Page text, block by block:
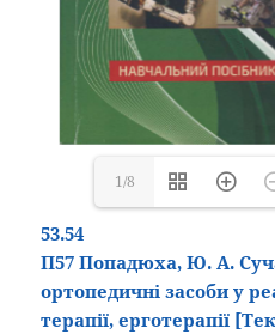
1/8
53.54
П57 Попадюха, Ю. А.
ортопедичні засоби у
терапії, ерготерапії